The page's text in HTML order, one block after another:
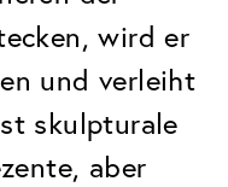
wird er
und verleiht
skulpturale
aber